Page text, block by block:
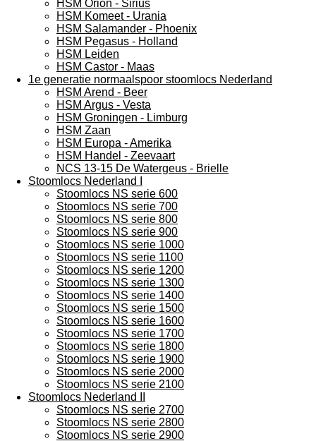
HSM Orion - Sirius
HSM Komeet - Urania
HSM Salamander - Phoenix
HSM Pegasus - Holland
HSM Leiden
HSM Castor - Maas
1e generatie normaalspoor stoomlocs Nederland
HSM Arend - Beer
HSM Argus - Vesta
HSM Groningen - Limburg
HSM Zaan
HSM Europa - Amerika
HSM Handel - Zeevaart
NCS 13-15 De Watergeus - Brielle
Stoomlocs Nederland I
Stoomlocs NS serie 600
Stoomlocs NS serie 700
Stoomlocs NS serie 800
Stoomlocs NS serie 900
Stoomlocs NS serie 1000
Stoomlocs NS serie 1100
Stoomlocs NS serie 1200
Stoomlocs NS serie 1300
Stoomlocs NS serie 1400
Stoomlocs NS serie 1500
Stoomlocs NS serie 1600
Stoomlocs NS serie 1700
Stoomlocs NS serie 1800
Stoomlocs NS serie 1900
Stoomlocs NS serie 2000
Stoomlocs NS serie 2100
Stoomlocs Nederland II
Stoomlocs NS serie 2700
Stoomlocs NS serie 2800
Stoomlocs NS serie 2900